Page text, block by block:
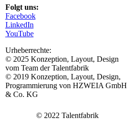
Folgt uns:
Facebook
LinkedIn
YouTube
Urheberrechte:
© 2025 Konzeption, Layout, Design
vom Team der Talentfabrik
© 2019 Konzeption, Layout, Design,
Programmierung von HZWEIA GmbH
& Co. KG
© 2022 Talentfabrik